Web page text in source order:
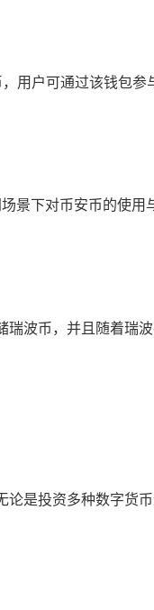
用户可通过该钱包参
景下对币安币的使用
瑞波币，并且随着瑞
是投资多种数字货